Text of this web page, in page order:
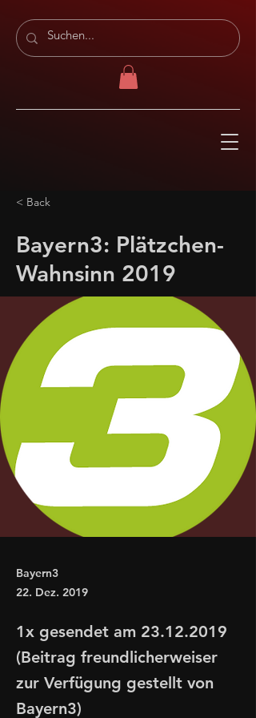
< Back
Bayern3: Plätzchen-
Wahnsinn 2019
Bayern3
22. Dez. 2019
1x gesendet am 23.12.2019
(Beitrag freundlicherweiser
zur Verfügung gestellt von
Bayern3)